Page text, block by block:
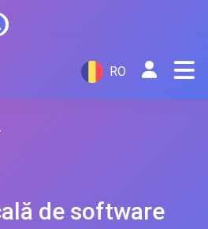
RO
de software